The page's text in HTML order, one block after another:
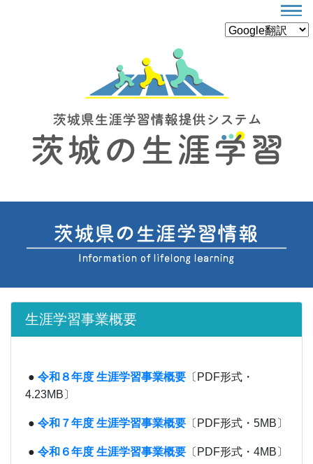
生涯学習事業概要
● 令和８年度 生涯学習事業概要 〔PDF形式・
4.23MB〕
● 令和７年度 生涯学習事業概要 〔PDF形式・5MB〕
● 令和６年度 生涯学習事業概要 〔PDF形式・4MB〕